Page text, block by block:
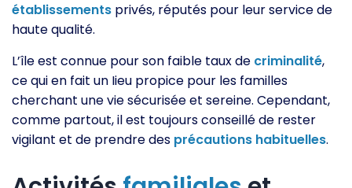
établissements privés, réputés pour leur service de
haute qualité.
L’île est connue pour son faible taux de criminalité,
ce qui en fait un Iieu propice pour les familles
cherchant une vie sécurisée et sereine. Cependant,
comme partout, il est toujours conseillé de rester
vigilant et de prendre des précautions habituelles.